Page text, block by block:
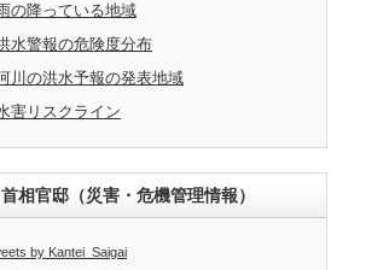
の降っている地域
水警報の危険度分布
川の洪水予報の発表地域
害リスクライン
相官邸（災害・危機管理情報）
by Kantei_Saigai